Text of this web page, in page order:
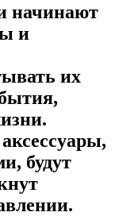
начинают
и
их
будут